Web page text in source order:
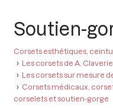
Soutien-
Corsets esthétiques,
Les corsets de A. Claverie
Les corsets sur mesure
Corsets médicaux,
corselets et soutien-gorge